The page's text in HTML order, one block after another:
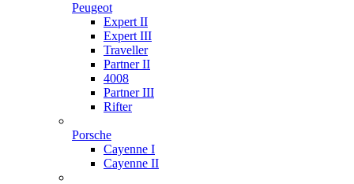
Peugeot
Expert II
Expert III
Traveller
Partner II
4008
Partner III
Rifter
Porsche
Cayenne I
Cayenne II